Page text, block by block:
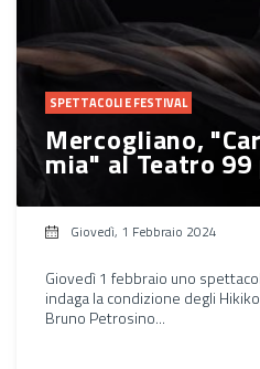
SPETTACOLI E FESTIVAL
Mercogliano,
mia" al Teatro
Giovedì, 1 Febbraio 2024
Giovedì 1 febbraio uno
indaga la condizione degli
Bruno Petrosino...